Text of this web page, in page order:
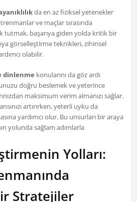
da en az fiziksel yetenekler
ve maçlar sırasında
tutmak, başarıya giden yolda kritik bir
görselleştirme teknikleri, zihinsel
olabilir.
dinlenme konularını da göz ardı
doğru beslemek ve yeterince
maksimum verim almanızı sağlar.
artırırken, yeterli uyku da
yardımcı olur. Bu unsurları bir araya
yolunda sağlam adımlarla
Yolları:
Stratejiler